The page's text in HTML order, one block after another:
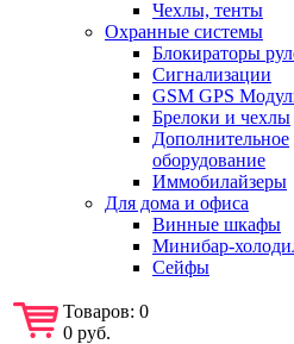
Чехлы, тенты
Охранные системы
Блокираторы
Сигнализации
GSM GPS
Брелоки и чехлы
Дополнительное
оборудование
Иммобилайзеры
Для дома и офиса
Винные шкафы
Минибар-
Сейфы
Товаров: 0
0 руб.